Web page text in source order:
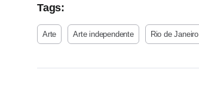
Tags:
Arte Arte independente Rio de Janeiro